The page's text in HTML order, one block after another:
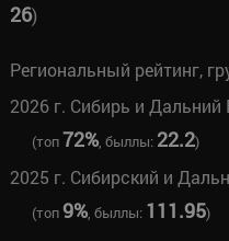
26)
Региональный рейтинг,
2026 г. Сибирь и Дальний
(топ72%, быллы: 22.2)
2025 г. Сибирский и
(топ9%, быллы: 111.95)